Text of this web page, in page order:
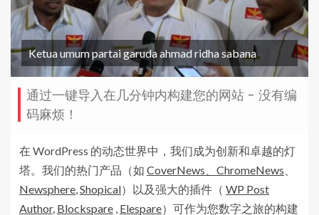
Ketua umum partai garuda ahmad ridha sabana
通过一键导入在几分钟内构建您的网站 - 没有编
码麻烦！
在 WordPress 的动态世界中，我们成为创新和卓越的灯
塔。我们的热门产品（如 CoverNews 、ChromeNews
Newsphere,Shopical）以及强大的插件（ WP Post
Author, Blockspare , Elespare）可作为您数字之旅的构建